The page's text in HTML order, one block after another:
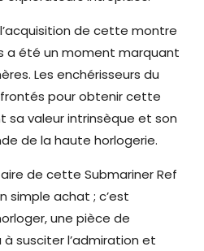
de cette montre
a été un moment marquant
Les enchérisseurs du
pour obtenir cette
sa valeur intrinsèque et son
de la haute horlogerie.
de cette Submariner Ref
simple achat ; c’est
une pièce de
susciter l’admiration et